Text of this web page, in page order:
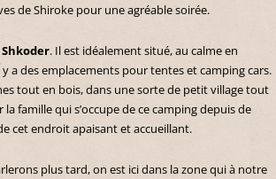
de Shiroke pour une agréable soirée.
. Il est idéalement situé, au calme en
a des emplacements pour tentes et camping cars.
tout en bois, dans une sorte de petit village tout
famille qui s’occupe de ce camping depuis de
cet endroit apaisant et accueillant.
plus tard, on est ici dans la zone qui à notre